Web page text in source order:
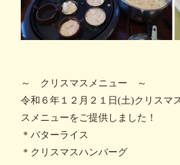
～ クリスマスメニュー ～
令和６年１２月２１日(土)クリスマ
スメニューをご提供しました！
＊バターライス
＊クリスマスハンバーグ